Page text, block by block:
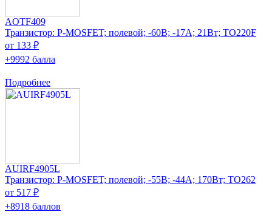
AOTF409
Транзистор: P-MOSFET; полевой; -60В; -17А; 21Вт; TO220F
от 133 ₽
+9992 балла
Подробнее
AUIRF4905L
Транзистор: P-MOSFET; полевой; -55В; -44А; 170Вт; TO262
от 517 ₽
+8918 баллов